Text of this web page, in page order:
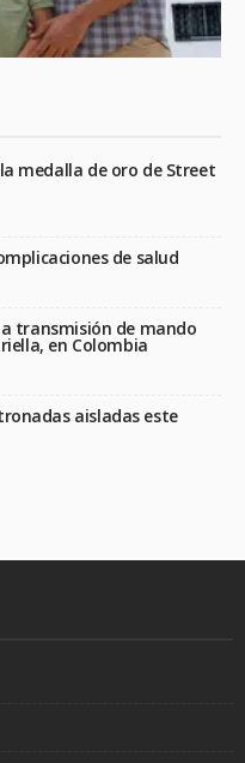
medalla de oro de Street
de salud
transmisión de mando
en Colombia
aisladas este